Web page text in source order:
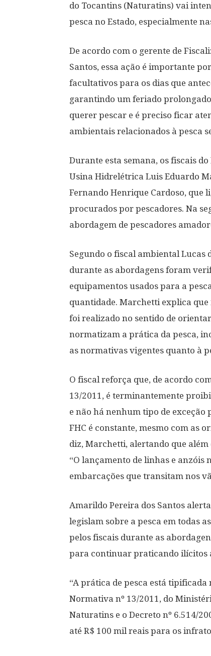
do Tocantins (Naturatins) vai
pesca no Estado, especialmente
De acordo com o gerente de
Santos, essa ação é importante
facultativos para os dias que
garantindo um feriado
querer pescar e é preciso ficar
ambientais relacionados à pesca
Durante esta semana, os fiscais
Usina Hidrelétrica Luis Eduardo
Fernando Henrique Cardoso, que
procurados por pescadores. Na
abordagem de pescadores
Segundo o fiscal ambiental Lucas
durante as abordagens foram
equipamentos usados para a
quantidade. Marchetti explica
foi realizado no sentido de
normatizam a prática da pesca,
as normativas vigentes quanto à
O fiscal reforça que, de acordo
13/2011, é terminantemente
e não há nenhum tipo de exceção
FHC é constante, mesmo com as
diz, Marchetti, alertando que
“O lançamento de linhas e anzóis
embarcações que transitam nos
Amarildo Pereira dos Santos
legislam sobre a pesca em todas
pelos fiscais durante as
para continuar praticando ilícitos
“A prática de pesca está tipificada
Normativa nº 13/2011, do
Naturatins e o Decreto nº 6.514/
até R$ 100 mil reais para os